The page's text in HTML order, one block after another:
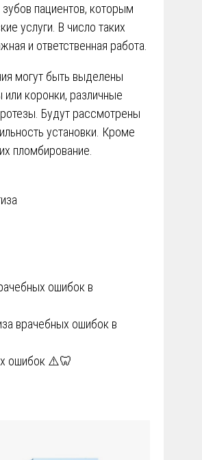
пациентов, которым
услуги. В число таких
и ответственная работа.
могут быть выделены
коронки, различные
Будут рассмотрены
установки. Кроме
пломбирование.
ошибок в
врачебных ошибок в
ошибок ⚠️🦷